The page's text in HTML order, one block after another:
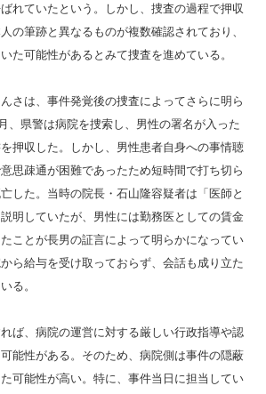
れていたという。しかし、捜査の過程で押収
の筆跡と異なるものが複数確認されており、
た可能性があるとみて捜査を進めている。
さは、事件発覚後の捜査によってさらに明ら
、県警は病院を捜索し、男性の署名が入った
押収した。しかし、男性患者自身への事情聴
思疎通が困難であったため短時間で打ち切ら
した。当時の院長・石山隆容疑者は「医師と
明していたが、男性には勤務医としての賃金
ことが長男の証言によって明らかになってい
ら給与を受け取っておらず、会話も成り立た
る。
ば、病院の運営に対する厳しい行政指導や認
能性がある。そのため、病院側は事件の隠蔽
可能性が高い。特に、事件当日に担当してい